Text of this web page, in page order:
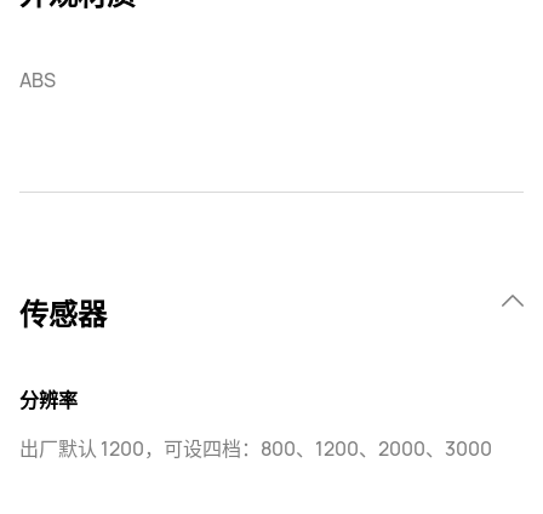
ABS
传感器
分辨率
出厂默认 1200，可设四档：800、1200、2000、3000